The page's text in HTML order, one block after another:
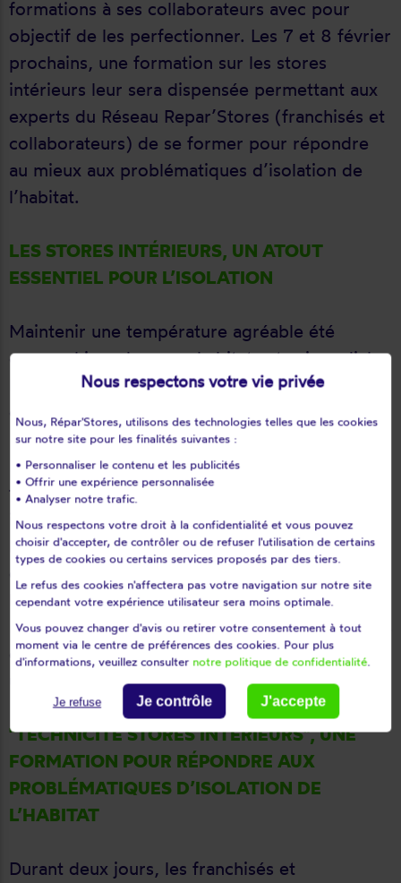
formations à ses collaborateurs avec pour
objectif de les perfectionner. Les 7 et 8 février
prochains, une formation sur les stores
intérieurs leur sera dispensée permettant aux
experts du Réseau Repar’Stores (franchisés et
collaborateurs) de se former pour répondre
au mieux aux problématiques d’isolation de
l’habitat.
LES STORES INTÉRIEURS, UN ATOUT
ESSENTIEL POUR L’ISOLATION
Maintenir une température agréable été
comme hiver dans son habitat est primordial.
Pour cela, une bonne isolation est fortement
conseillée.
La déperdition énergétique d’un logement se
faisant en partie par les fenêtres, les stores
intérieurs permettent une diminution de
l’inconfort thermique en emprisonnant l’air
extérieur et en l’empêchant de s’infiltrer dans
la maison.
Réparer et/ou moderniser ses stores intérieurs
est ainsi une des solutions à envisager pour
une maison moins énergivore !
"TECHNICITÉ STORES INTÉRIEURS", UNE
FORMATION POUR RÉPONDRE AUX
PROBLÉMATIQUES D’ISOLATION DE
L’HABITAT
Durant deux jours, les franchisés et
Nous respectons votre vie privée
Nous, Répar'Stores, utilisons des technologies telles que les cookies
sur notre site pour les finalités suivantes :
• Personnaliser le contenu et les publicités
• Offrir une expérience personnalisée
• Analyser notre trafic.
Nous respectons votre droit à la confidentialité et vous pouvez
choisir d'accepter, de contrôler ou de refuser l'utilisation de certains
types de cookies ou certains services proposés par des tiers.
Le refus des cookies n'affectera pas votre navigation sur notre site
cependant votre expérience utilisateur sera moins optimale.
Vous pouvez changer d'avis ou retirer votre consentement à tout
moment via le centre de préférences des cookies. Pour plus
d'informations, veuillez consulter notre politique de confidentialité.
Je refuse Je contrôle J'accepte